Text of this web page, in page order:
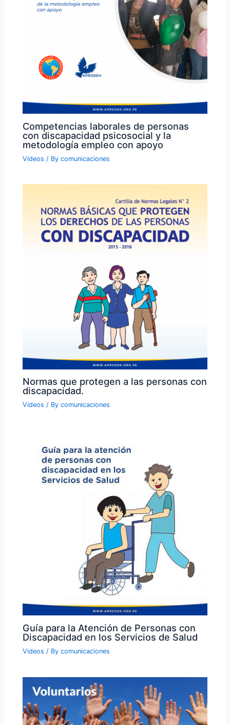
Competencias laborales de personas
con discapacidad psicosocial y la
metodología empleo con apoyo
Videos / Bycomunicaciones
Normas que protegen a las personas con
discapacidad.
Videos / Bycomunicaciones
Guía para la Atención de Personas con
Discapacidad en los Servicios de Salud
Videos / Bycomunicaciones